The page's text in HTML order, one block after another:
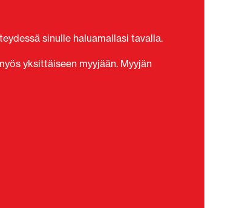
sinulle haluamallasi tavalla.
yksittäiseen myyjään. Myyjän